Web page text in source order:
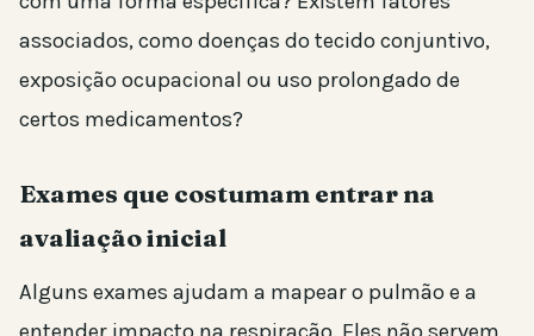
associados, como doenças do tecido conjuntivo,
exposição ocupacional ou uso prolongado de
certos medicamentos?
Exames que costumam entrar na
avaliação inicial
Alguns exames ajudam a mapear o pulmão e a